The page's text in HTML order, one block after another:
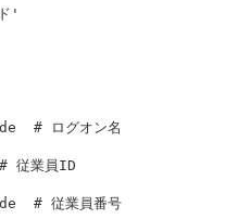
'
# ログオン名
# 従業員ID
# 従業員番号